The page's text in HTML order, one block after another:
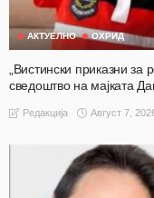
АКТУЕЛНО ОХРИД
„Вистински приказни
сведоштво на мајката
Редакција Август 7,